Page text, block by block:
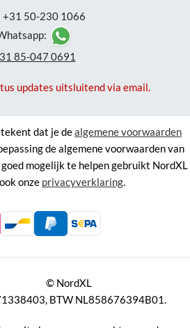
+31 50-230 1066
85-047 0691
updates uitsluitend via email.
dat je dealgemene voorwaarden
de algemene voorwaarden van
mogelijk te helpen gebruikt NordXL
onze privacyverklaring.
© NordXL
BTW NL858676394B01.